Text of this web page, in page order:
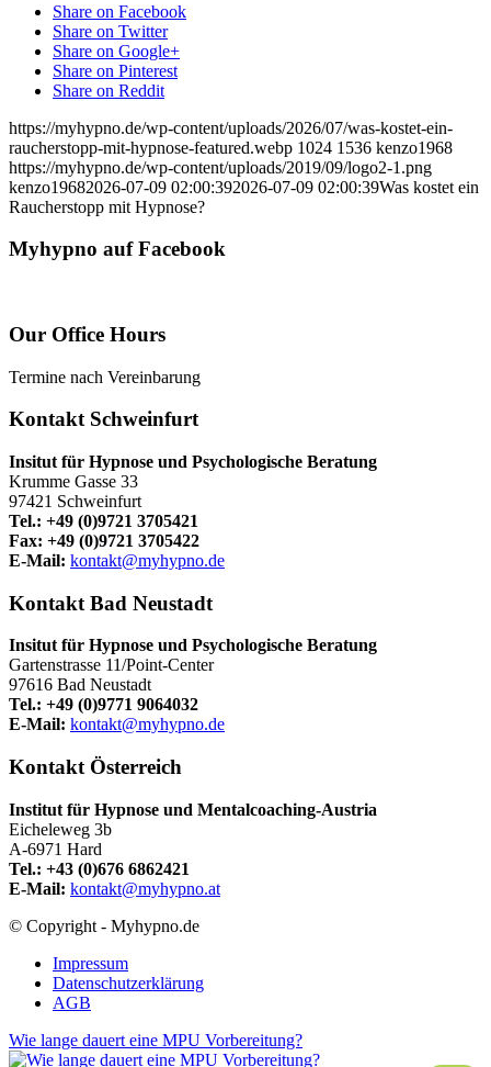
Share on Facebook
Share on Twitter
Share on Google+
Share on Pinterest
Share on Reddit
https://myhypno.de/wp-content/uploads/2026/07/was-kostet-ein-
raucherstopp-mit-hypnose-featured.webp 1024 1536 kenzo1968
https://myhypno.de/wp-content/uploads/2019/09/logo2-1.png
kenzo19682026-07-09 02:00:392026-07-09 02:00:39Was kostet ein
Raucherstopp mit Hypnose?
Myhypno auf Facebook
Our Office Hours
Termine nach Vereinbarung
Kontakt Schweinfurt
Insitut für Hypnose und Psychologische Beratung
Krumme Gasse 33
97421 Schweinfurt
Tel.: +49 (0)9721 3705421
Fax: +49 (0)9721 3705422
E-Mail: kontakt@myhypno.de
Kontakt Bad Neustadt
Insitut für Hypnose und Psychologische Beratung
Gartenstrasse 11/Point-Center
97616 Bad Neustadt
Tel.: +49 (0)9771 9064032
E-Mail: kontakt@myhypno.de
Kontakt Österreich
Institut für Hypnose und Mentalcoaching-Austria
Eicheleweg 3b
A-6971 Hard
Tel.: +43 (0)676 6862421
E-Mail: kontakt@myhypno.at
© Copyright - Myhypno.de
Impressum
Datenschutzerklärung
AGB
Wie lange dauert eine MPU Vorbereitung?